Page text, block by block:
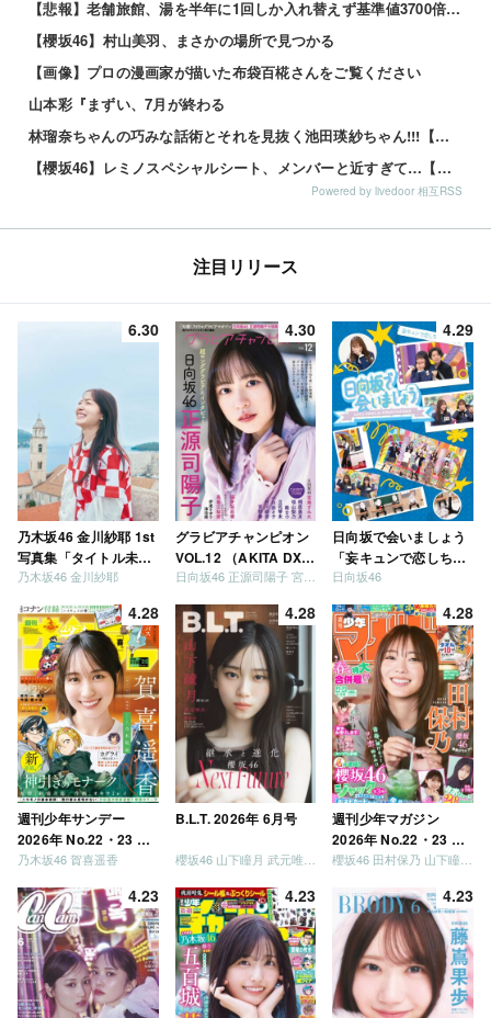
【悲報】老舗旅館、湯を半年に1回しか入れ替えず基準値3700倍のレジオネラ菌増殖…その理由がこれｗｗｗｗ 他
【櫻坂46】村山美羽、まさかの場所で見つかる
【画像】プロの漫画家が描いた布袋百椛さんをご覧ください
山本彩『まずい、7月が終わる
林瑠奈ちゃんの巧みな話術とそれを見抜く池田瑛紗ちゃん!!!【乃木坂46】
【櫻坂46】レミノスペシャルシート、メンバーと近すぎて…【全国ツアー2026】
Powered by livedoor 相互RSS
注目リリース
6.30
乃木坂46 金川紗耶 1st
写真集「タイトル未
定」
乃木坂46 金川紗耶
4.30
グラビアチャンピオン
VOL.12 （AKITA DXシ
リーズ）
日向坂46 正源司陽子 宮地すみれ
4.29
日向坂で会いましょう
「妄キュンで恋しちゃ
いましょう」「どっち
う」「ご褒美でロケし
ましょう」「フレンド
リーになりましょう」
「笑って卒業を祝いま
しょう」 [Blu-ray]
日向坂46
4.28
週刊少年サンデー
2026年 No.22・23 合
併号
乃木坂46 賀喜遥香
4.28
B.L.T. 2026年 6月号
櫻坂46 山下瞳月 武元唯衣 / 乃木坂46 海邉朱莉
4.28
週刊少年マガジン
2026年 No.22・23 合
併号
4.23 4.23 4.23